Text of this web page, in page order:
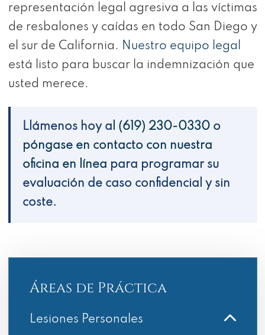
representación legal agresiva a las víctimas
de resbalones y caídas en todo San Diego y
el sur de California. Nuestro equipo legal
está listo para buscar la indemnización que
usted merece.
Llámenos hoy al (619) 230-0330o
póngase en contacto con nuestra
oficina en línea para programar su
evaluación de caso confidencial y sin
coste.
Áreas de Práctica
Lesiones Personales